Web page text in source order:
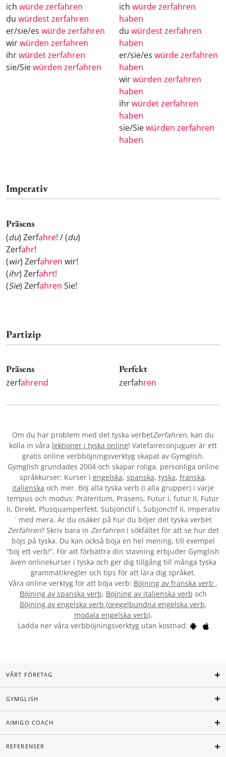
ich würde zerfahren
du würdest zerfahren
er/sie/es würde zerfahren
wirwürden zerfahren
ihrwürdet zerfahren
sie/Siewürden zerfahren
ich würde zerfahren
haben
du würdest zerfahren
haben
er/sie/es würde zerfahren
haben
wirwürden zerfahren
haben
ihrwürdet zerfahren
haben
sie/Siewürden zerfahren
haben
Imperativ
Präsens
(du) Zerfahre! / (du)
Zerfahr!
(wir) Zerfahren wir!
(ihr) Zerfahrt!
(Sie) Zerfahren Sie!
Partizip
Präsens
zerfahrend
Perfekt
zerfahren
Om du har problem med det tyska verbetZerfahren, kan du
kolla in våra lektioner i tyska online! Vatefaireconjuguer är ett
gratis online verbböjningsverktyg skapat av Gymglish.
Gymglish grundades 2004 och skapar roliga, personliga online
språkkurser: Kurser i engelska, spanska, tyska, franska,
italienska och mer. Böj alla tyska verb (i alla grupper) i varje
tempus och modus: Präteritum, Präsens, Futur i, futur II, Futur
II, Direkt, Plusquamperfekt, Subjonctif i, Subjonctif II, Imperativ
´ med mera. Är du osäker på hur du böjer det tyska verbet
Zerfahren? Skriv bara in Zerfahreni sökfältet för att se hur det
böjs på tyska. Du kan också böja en hel mening, till exempel
”böj ett verb!”. För att förbättra din stavning erbjuder Gymglish
även onlinekurser i tyska och ger dig tillgång till många tyska
grammatikregler och tips för att lära dig språket.
Våra online verktyg för att böja verb: Böjning av franska verb ,
Böjning av spanska verb, Böjning av italienska verb och
Böjning av engelska verb (oregelbundna engelska verb,
modala engelska verb).
Ladda ner våra verbböjningsverktyg utan kostnad:
VÅRT FÖRETAG
GYMGLISH
AIMIGO COACH
REFERENSER